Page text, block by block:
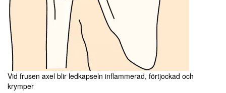
Vid frusen axel blir ledkapseln inflammerad, förtjockad och
krymper